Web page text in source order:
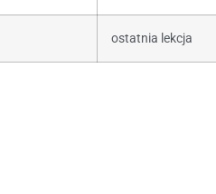
ostatnia lekcja